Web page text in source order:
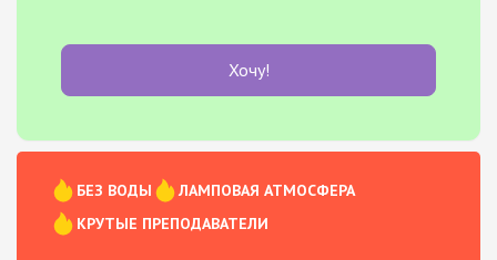
Хочу!
БЕЗ ВОДЫ
ЛАМПОВАЯ АТМОСФЕРА
КРУТЫЕ ПРЕПОДАВАТЕЛИ